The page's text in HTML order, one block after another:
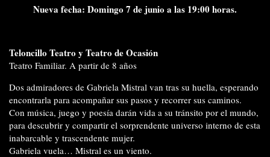
Nueva fecha: Domingo 7 de junio a las 19:00 horas.
Teloncillo Teatro y Teatro de Ocasión
Teatro Familiar. A partir de 8 años
Dos admiradores de Gabriela Mistral van tras su huella, esperando
encontrarla para acompañar sus pasos y recorrer sus caminos.
Con música, juego y poesía darán vida a su tránsito por el mundo,
para descubrir y compartir el sorprendente universo interno de esta
inabarcable y trascendente mujer.
Gabriela vuela… Mistral es un viento.